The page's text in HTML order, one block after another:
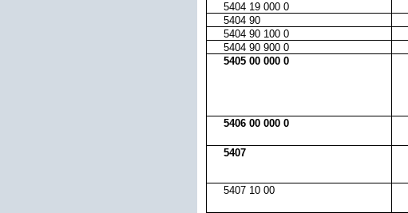
5404 19 000 0
5404 90
5404 90 100 0
5404 90 900 0
5405 00 000 0
5406 00 000 0
5407
5407 10 00